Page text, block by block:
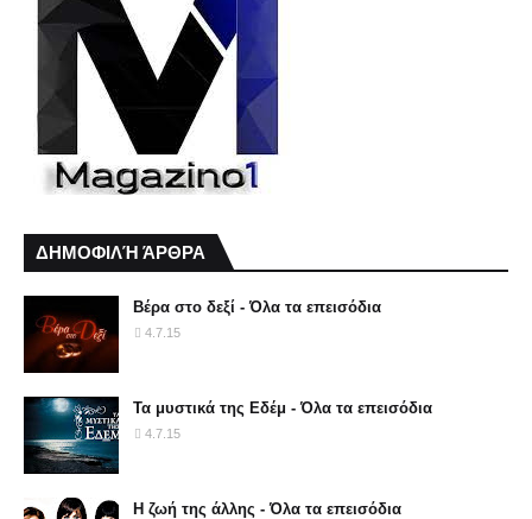
ΔΗΜΟΦΙΛΉ ΆΡΘΡΑ
Βέρα στο δεξί - Όλα τα επεισόδια
4.7.15
Τα μυστικά της Εδέμ - Όλα τα επεισόδια
4.7.15
Η ζωή της άλλης - Όλα τα επεισόδια